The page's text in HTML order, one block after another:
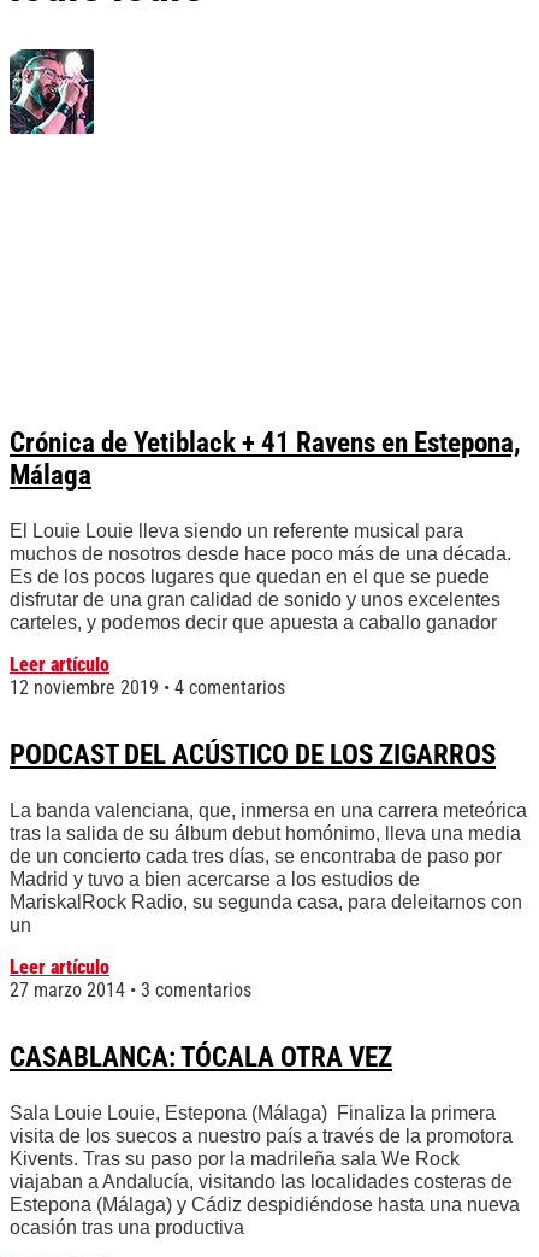
Crónica de Yetiblack + 41 Ravens en Estepona,
Málaga
El Louie Louie lleva siendo un referente musical para
muchos de nosotros desde hace poco más de una década.
Es de los pocos lugares que quedan en el que se puede
disfrutar de una gran calidad de sonido y unos excelentes
carteles, y podemos decir que apuesta a caballo ganador
Leer artículo
12 noviembre 2019
4 comentarios
PODCAST DEL ACÚSTICO DE LOS ZIGARROS
La banda valenciana, que, inmersa en una carrera meteórica
tras la salida de su álbum debut homónimo, lleva una media
de un concierto cada tres días, se encontraba de paso por
Madrid y tuvo a bien acercarse a los estudios de
MariskalRock Radio, su segunda casa, para deleitarnos con
un
Leer artículo
27 marzo 2014
3 comentarios
CASABLANCA: TÓCALA OTRA VEZ
Sala Louie Louie, Estepona (Málaga) Finaliza la primera
visita de los suecos a nuestro país a través de la promotora
Kivents. Tras su paso por la madrileña sala We Rock
viajaban a Andalucía, visitando las localidades costeras de
Estepona (Málaga) y Cádiz despidiéndose hasta una nueva
ocasión tras una productiva